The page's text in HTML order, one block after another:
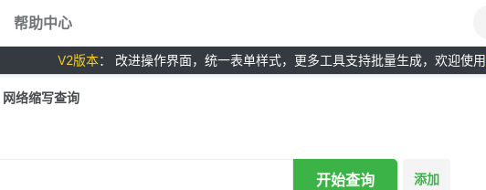
帮助中心
V2版本： 改进操作界面，统一表单样式，更多工具支持批量生成，欢迎使用
网络缩写查询
开始查询 添加